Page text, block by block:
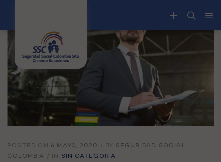
POSTED ON 6 MAYO, 2020 / BY
SEGURIDAD SOCIAL
COLOMBIA
/ IN SIN CATEGORÍA